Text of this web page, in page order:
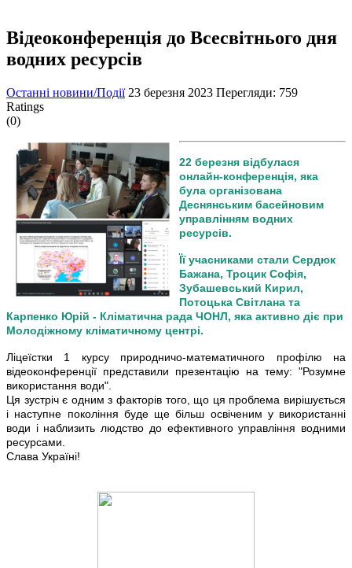
Відеоконференція до Всесвітнього дня
водних ресурсів
Останні новини/Події 23 березня 2023 Перегляди: 759
Ratings
(0)
22 березня відбулася
онлайн-конференція, яка
була організована
Деснянським басейновим
управлінням водних
ресурсів.
Її учасниками стали Сердюк
Бажана, Троцик Софія,
Зубашевський Кирил,
Потоцька Світлана та
Карпенко Юрій - Кліматична рада ЧОНЛ, яка активно діє при
Молодіжному кліматичному центрі.
Ліцеїстки 1 курсу природничо-математичного профілю на
відеоконференції представили презентацію на тему: "Розумне
використання води".
Ця зустріч є одним з факторів того, що ця проблема вирішується
і наступне покоління буде ще більш освіченим у використанні
води і наблизить людство до ефективного управління водними
ресурсами.
Слава Україні!